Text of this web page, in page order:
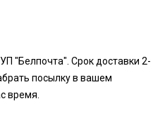
"Белпочта". Срок доставки 2-
посылку в вашем
время.